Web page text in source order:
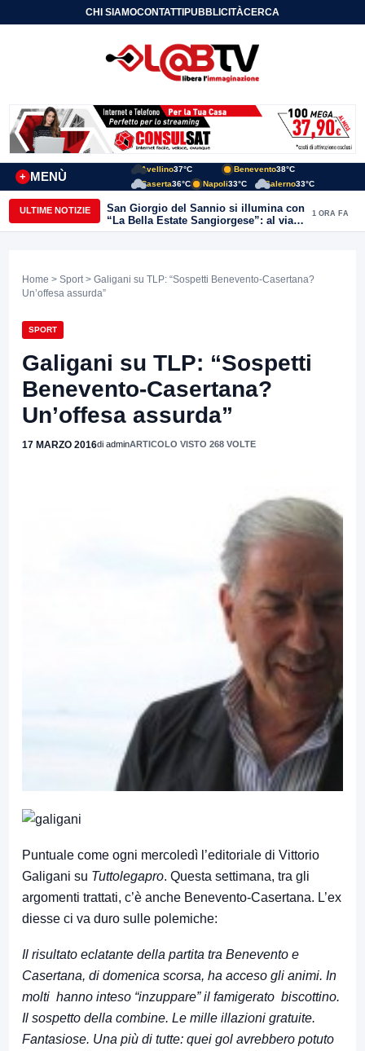
CHI SIAMOCONTATTIPUBBLICITÀCERCA
MENÙ
+
Avellino37°C Benevento38°C
Caserta36°C Napoli33°C Salerno33°C
ULTIME NOTIZIE
San Giorgio del Sannio si illumina con
“La Bella Estate Sangiorgese”: al via la
III edizione tra cultura, musica e grandi
1 ORA FA
Home > Sport > Galigani su TLP: “Sospetti Benevento-Casertana?
Un’offesa assurda”
SPORT
Galigani su TLP: “Sospetti
Benevento-Casertana?
Un’offesa assurda”
17 MARZO 2016di adminARTICOLO VISTO 268 VOLTE
Puntuale come ogni mercoledì l’editoriale di Vittorio
Galigani su Tuttolegapro. Questa settimana, tra gli
argomenti trattati, c’è anche Benevento-Casertana. L’ex
diesse ci va duro sulle polemiche:
Il risultato eclatante della partita tra Benevento e
Casertana, di domenica scorsa, ha acceso gli animi. In
molti hanno inteso “inzuppare” il famigerato biscottino.
Il sospetto della combine. Le mille illazioni gratuite.
Fantasiose. Una più di tutte: quei gol avrebbero potuto